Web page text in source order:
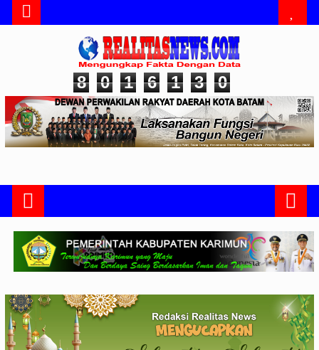
8 0 1 6 1 3 0